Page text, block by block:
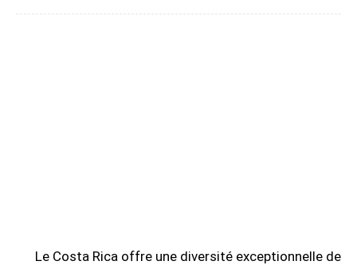
Le Costa Rica offre une diversité exceptionnelle de